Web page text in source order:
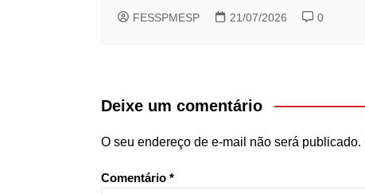
FESSPMESP 21/07/2026 0
Deixe um comentário
O seu endereço de e-mail não será publicado.
Comentário *